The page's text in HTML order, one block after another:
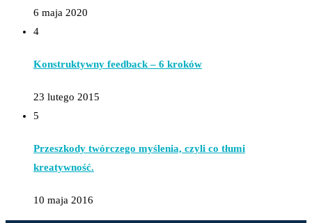
6 maja 2020
4
Konstruktywny feedback – 6 kroków
23 lutego 2015
5
Przeszkody twórczego myślenia, czyli co tłumi
kreatywność.
10 maja 2016